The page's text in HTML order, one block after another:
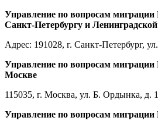
Управление по вопросам
Санкт-Петербургу и
Адрес: 191028, г. Санкт-Петербург,
Управление по вопросам
Москве
115035, г. Москва, ул. Б. Ордынка, д.
Управление по вопросам миграции